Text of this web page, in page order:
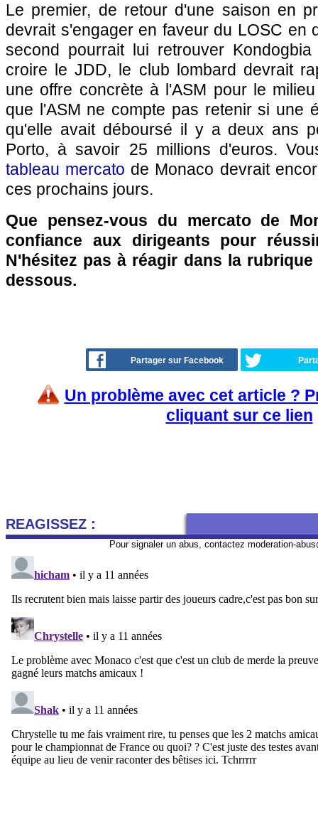
Le premier, de retour d'une saison en
devrait s'engager en faveur du LOSC en
second pourrait lui retrouver
croire le JDD, le club lombard devrait
une offre concrète à l'ASM pour le
que l'ASM ne compte pas retenir si une
qu'elle avait déboursé il y a deux ans
Porto, à savoir 25 millions d'euros.
tableau mercato de Monaco devrait
ces prochains jours.
Que pensez-vous du mercato de
confiance aux dirigeants pour
N'hésitez pas à réagir dans la
dessous.
Partager sur Facebook
Un problème avec cet article ?
cliquant sur ce lien
REAGISSEZ :
Pour signaler un abus, contactez moderation-